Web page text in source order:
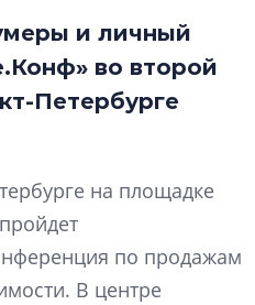
и личный
во второй
Петербурге
на площадке
по продажам
В центре